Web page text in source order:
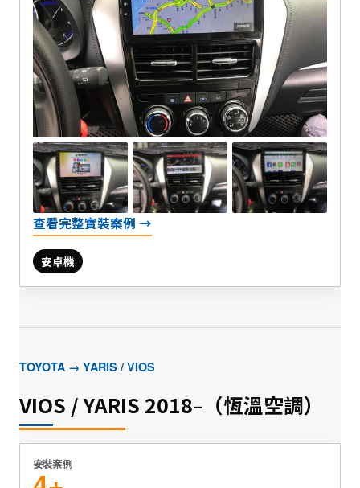
查看完整實裝案例 →
安卓機
TOYOTA → YARIS / VIOS
VIOS / YARIS 2018–（恆溫空調）
安裝案例